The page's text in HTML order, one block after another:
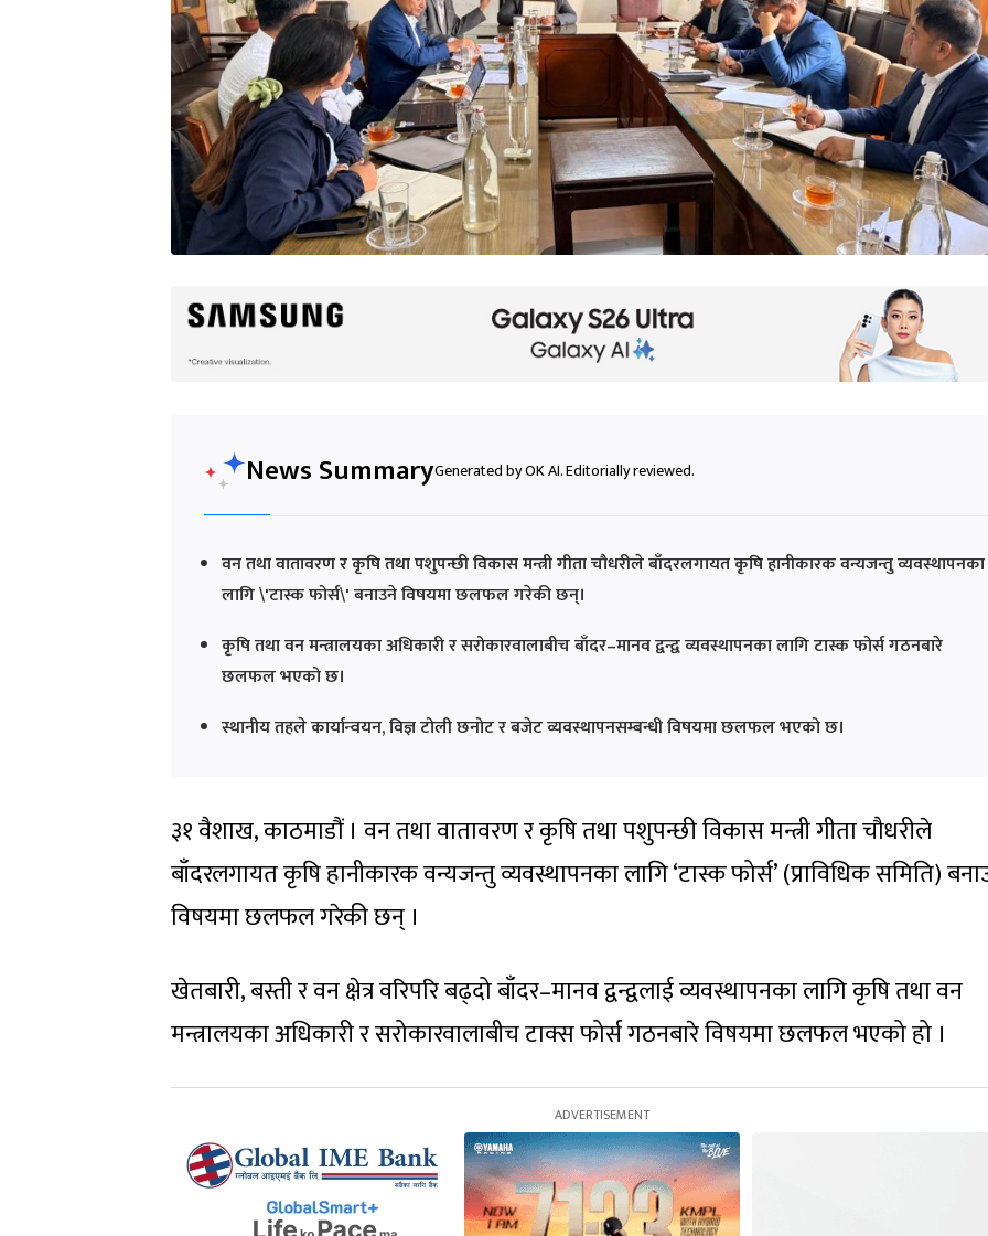
News SummaryGenerated by OK AI. Editorially reviewed.
वन तथा वातावरण र कृषि तथा पशुपन्छी विकास मन्त्री गीता चौधरीले बाँदरलगायत कृषि हानीकारक वन्यजन्तु व्यवस्थापनका
लागि \'टास्क फोर्स\' बनाउने विषयमा छलफल गरेकी छन्।
कृषि तथा वन मन्त्रालयका अधिकारी र सरोकारवालाबीच बाँदर–मानव द्वन्द्व व्यवस्थापनका लागि टास्क फोर्स गठनबारे
छलफल भएको छ।
स्थानीय तहले कार्यान्वयन, विज्ञ टोली छनोट र बजेट व्यवस्थापनसम्बन्धी विषयमा छलफल भएको छ।
३१ वैशाख, काठमाडौं । वन तथा वातावरण र कृषि तथा पशुपन्छी विकास मन्त्री गीता चौधरीले
बाँदरलगायत कृषि हानीकारक वन्यजन्तु व्यवस्थापनका लागि ‘टास्क फोर्स’ (प्राविधिक समिति)
विषयमा छलफल गरेकी छन् ।
खेतबारी, बस्ती र वन क्षेत्र वरिपरि बढ्दो बाँदर–मानव द्वन्द्वलाई व्यवस्थापनका लागि कृषि तथा वन
मन्त्रालयका अधिकारी र सरोकारवालाबीच टाक्स फोर्स गठनबारे विषयमा छलफल भएको हो ।